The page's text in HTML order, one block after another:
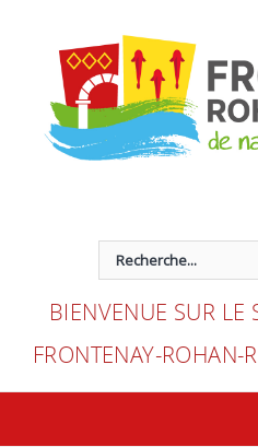
BIENVENUE SUR LE
FRONTENAY-ROHAN-